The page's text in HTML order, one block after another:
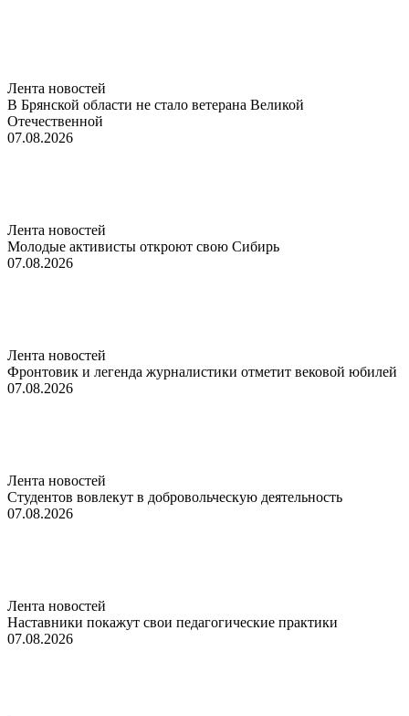
Лента новостей
В Брянской области не стало ветерана Великой
Отечественной
07.08.2026
Лента новостей
Молодые активисты откроют свою Сибирь
07.08.2026
Лента новостей
Фронтовик и легенда журналистики отметит вековой юбилей
07.08.2026
Лента новостей
Студентов вовлекут в добровольческую деятельность
07.08.2026
Лента новостей
Наставники покажут свои педагогические практики
07.08.2026